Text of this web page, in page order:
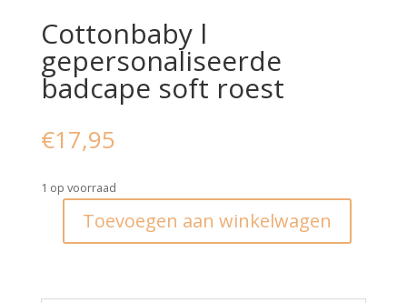
Cottonbaby l
gepersonaliseerde
badcape soft roest
€17,95
1 op voorraad
CottonbabyToevoegen aan winkelwagen